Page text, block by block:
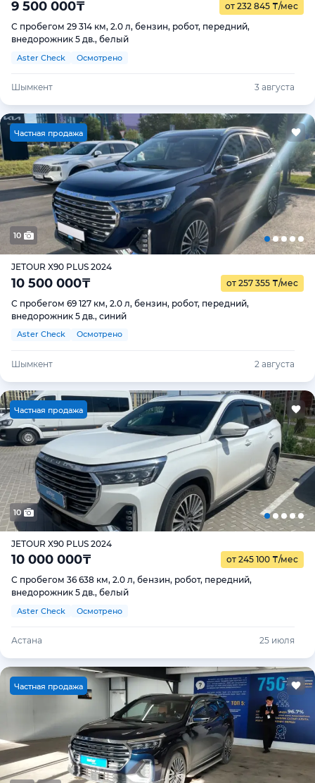
9 500 000₸ от 232 845 ₸/мес
С пробегом 29 314 км, 2.0 л, бензин, робот, передний,
внедорожник 5 дв., белый
Aster Check Осмотрено
Шымкент 3 августа
Частная продажа
10
JETOUR X90 PLUS 2024
10 500 000₸ от 257 355 ₸/мес
С пробегом 69 127 км, 2.0 л, бензин, робот, передний,
внедорожник 5 дв., синий
Aster Check Осмотрено
Шымкент 2 августа
Частная продажа
10
JETOUR X90 PLUS 2024
10 000 000₸ от 245 100 ₸/мес
С пробегом 36 638 км, 2.0 л, бензин, робот, передний,
внедорожник 5 дв., белый
Aster Check Осмотрено
Астана 25 июля
Частная продажа